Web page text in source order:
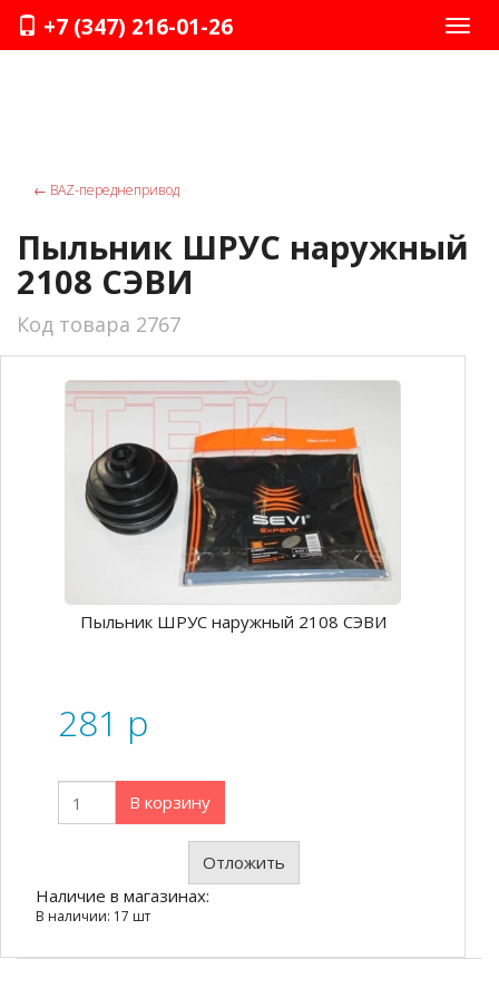
+7 (347) 216-01-26
← ВАZ-переднепривод
Пыльник ШРУС наружный
2108 СЭВИ
Код товара 2767
Пыльник ШРУС наружный 2108 СЭВИ
281 p
В корзину
Отложить
Наличие в магазинах:
В наличии: 17 шт